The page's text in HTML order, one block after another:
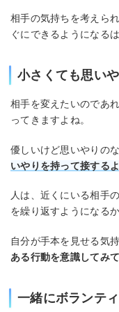
相手の気持ちを考えら
ぐにできるようになるは
小さくても思い
相手を変えたいのであ
ってきますよね。
優しいけど思いやりの
いやりを持って接する
人は、近くにいる相手
を繰り返すようになるか
自分が手本を見せる気持
ある行動を意識してみ
一緒にボランテ